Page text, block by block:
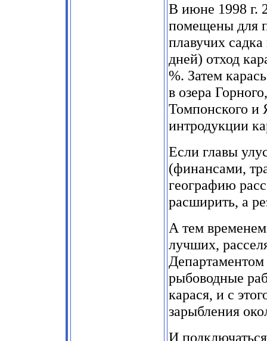
В июне 1998 г.
помещены для
плавучих
дней) отход
%. Затем
в озера
Томпонского и
интродукции
Если главы
(финансами,
географию
расширить, а
А тем
лучших,
рыбоводные
карася, и с
зарыбления
И